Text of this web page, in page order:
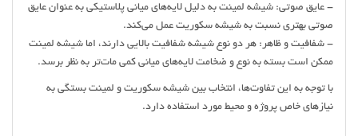
- عایق صوتی: شیشه لمینت به دلیل لایه‌های میانی پلاستیکی به عنوان عایق
صوتی بهتری نسبت به شیشه سکوریت عمل می‌کند.
- شفافیت و ظاهر: هر دو نوع شیشه شفافیت بالایی دارند، اما شیشه لمینت
ممکن است بسته به نوع و ضخامت لایه‌های میانی کمی مات‌تر به نظر برسد.
با توجه به این تفاوت‌ها، انتخاب بین شیشه سکوریت و لمینت بستگی به
نیازهای خاص پروژه و محیط مورد استفاده دارد.